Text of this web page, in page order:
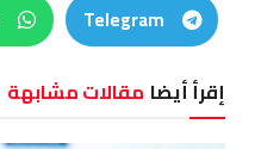
Telegram
إقرأ أيضا مقالات مشابهة